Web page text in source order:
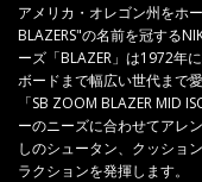
アメリカ・オレゴン州をホ
BLAZERS"の名前を冠する
ーズ「BLAZER」は1972年
ボードまで幅広い世代まで
「SB ZOOM BLAZER MID
ーのニーズに合わせてアレ
しのシュータン、クッショ
ラクションを発揮します。